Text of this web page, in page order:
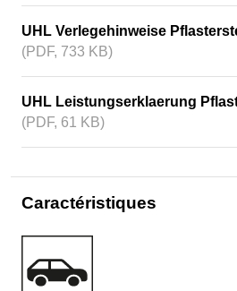
UHL Verlegehinweise
(PDF, 733 KB)
UHL Leistungserklaerung
(PDF, 61 KB)
Caractéristiques